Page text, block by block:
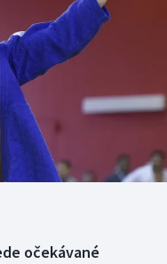
očekávané